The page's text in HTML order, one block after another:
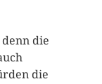
die
die